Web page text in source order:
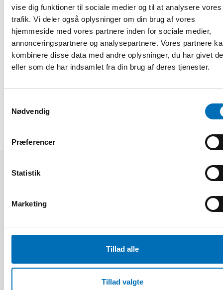
vise dig funktioner til sociale medier og til at analysere vores
trafik. Vi deler også oplysninger om din brug af vores
hjemmeside med vores partnere inden for sociale medier,
annonceringspartnere og analysepartnere. Vores partnere
kombinere disse data med andre oplysninger, du har givet
eller som de har indsamlet fra din brug af deres tjenester.
Nødvendig
Præferencer
Statistik
Marketing
Tillad alle
Tillad valgte
Toppbild: Martine Lødding, projektledare, presenterar
arbetet med True North– Tromsø 2026.
Fakta